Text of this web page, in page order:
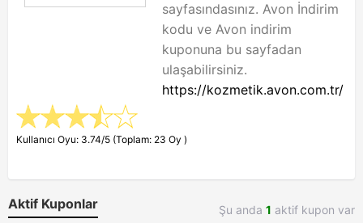
sayfasındasınız. Avon İndirim
kodu ve Avon indirim
kuponuna bu sayfadan
ulaşabilirsiniz.
https://kozmetik.avon.com.tr/
Kullanıcı Oyu: 3.74/5 (Toplam: 23 Oy )
Aktif Kuponlar Şu anda 1 aktif kupon var